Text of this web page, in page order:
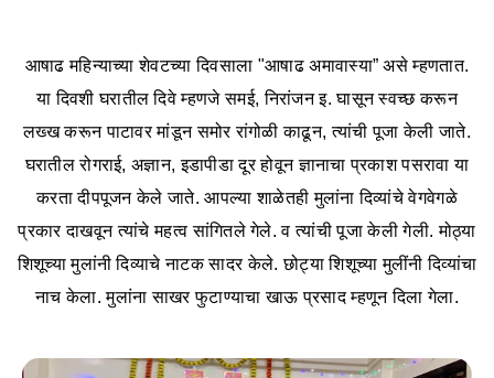
आषाढ महिन्याच्या शेवटच्या दिवसाला "आषाढ अमावास्या” असे म्हणतात.
या दिवशी घरातील दिवे म्हणजे समई, निरांजन इ. घासून स्वच्छ करून
लख्ख करून पाटावर मांडून समोर रांगोळी काढून, त्यांची पूजा केली जाते.
घरातील रोगराई, अज्ञान, इडापीडा दूर होवून ज्ञानाचा प्रकाश पसरावा या
करता दीपपूजन केले जाते. आपल्या शाळेतही मुलांना दिव्यांचे वेगवेगळे
प्रकार दाखवून त्यांचे महत्व सांगितले गेले. व त्यांची पूजा केली गेली. मोठ्या
शिशूच्या मुलांनी दिव्याचे नाटक सादर केले. छोट्या शिशूच्या मुलींनी दिव्यांचा
नाच केला. मुलांना साखर फुटाण्याचा खाऊ प्रसाद म्हणून दिला गेला.